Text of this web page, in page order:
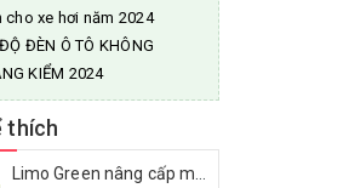
cho xe hơi năm 2024
ĐÈN Ô TÔ KHÔNG
KIỂM 2024
thích